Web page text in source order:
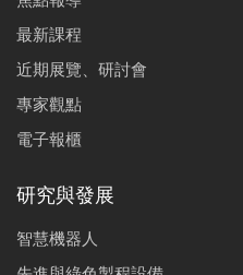
最新課程
近期展覽、研討會
專家觀點
電子報櫃
研究與發展
智慧機器人